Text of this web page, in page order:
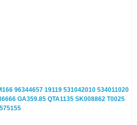
96344657 19119 531042010 534011020
GA359.85 QTA1135 SK008862 T0025